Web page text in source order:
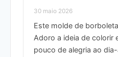
30 maio 2026
Este molde de
Adoro a ideia de colorir
pouco de alegria ao